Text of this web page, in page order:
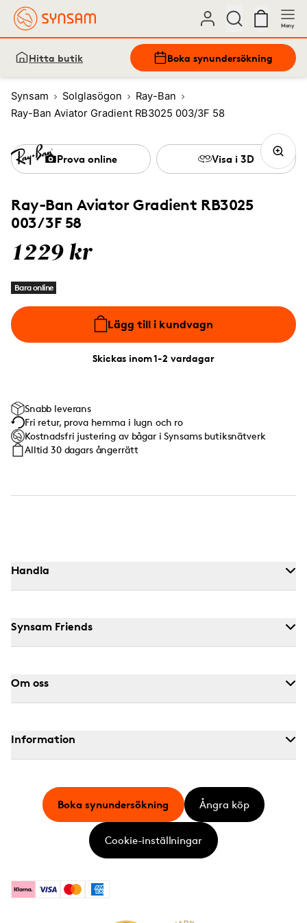
Meny
Hitta butik Boka synundersökning
Synsam Solglasögon
Ray-Ban
Ray-Ban Aviator Gradient RB3025 003/3F 58
Ray-Ban Aviator Gradient RB3025
003/3F 58
1229 kr
Bara online
Lägg till i kundvagn
Skickas inom 1-2 vardagar
Prova online Visa i 3D
Snabb leverans
Fri retur, prova hemma i lugn och ro
Kostnadsfri justering av bågar i Synsams butiksnätverk
Alltid 30 dagars ångerrätt
Handla
Synsam Friends
Om oss
Information
KlarnaVisa MastercardAmerican Express
Boka synundersökning Ångra köp
Cookie-inställningar